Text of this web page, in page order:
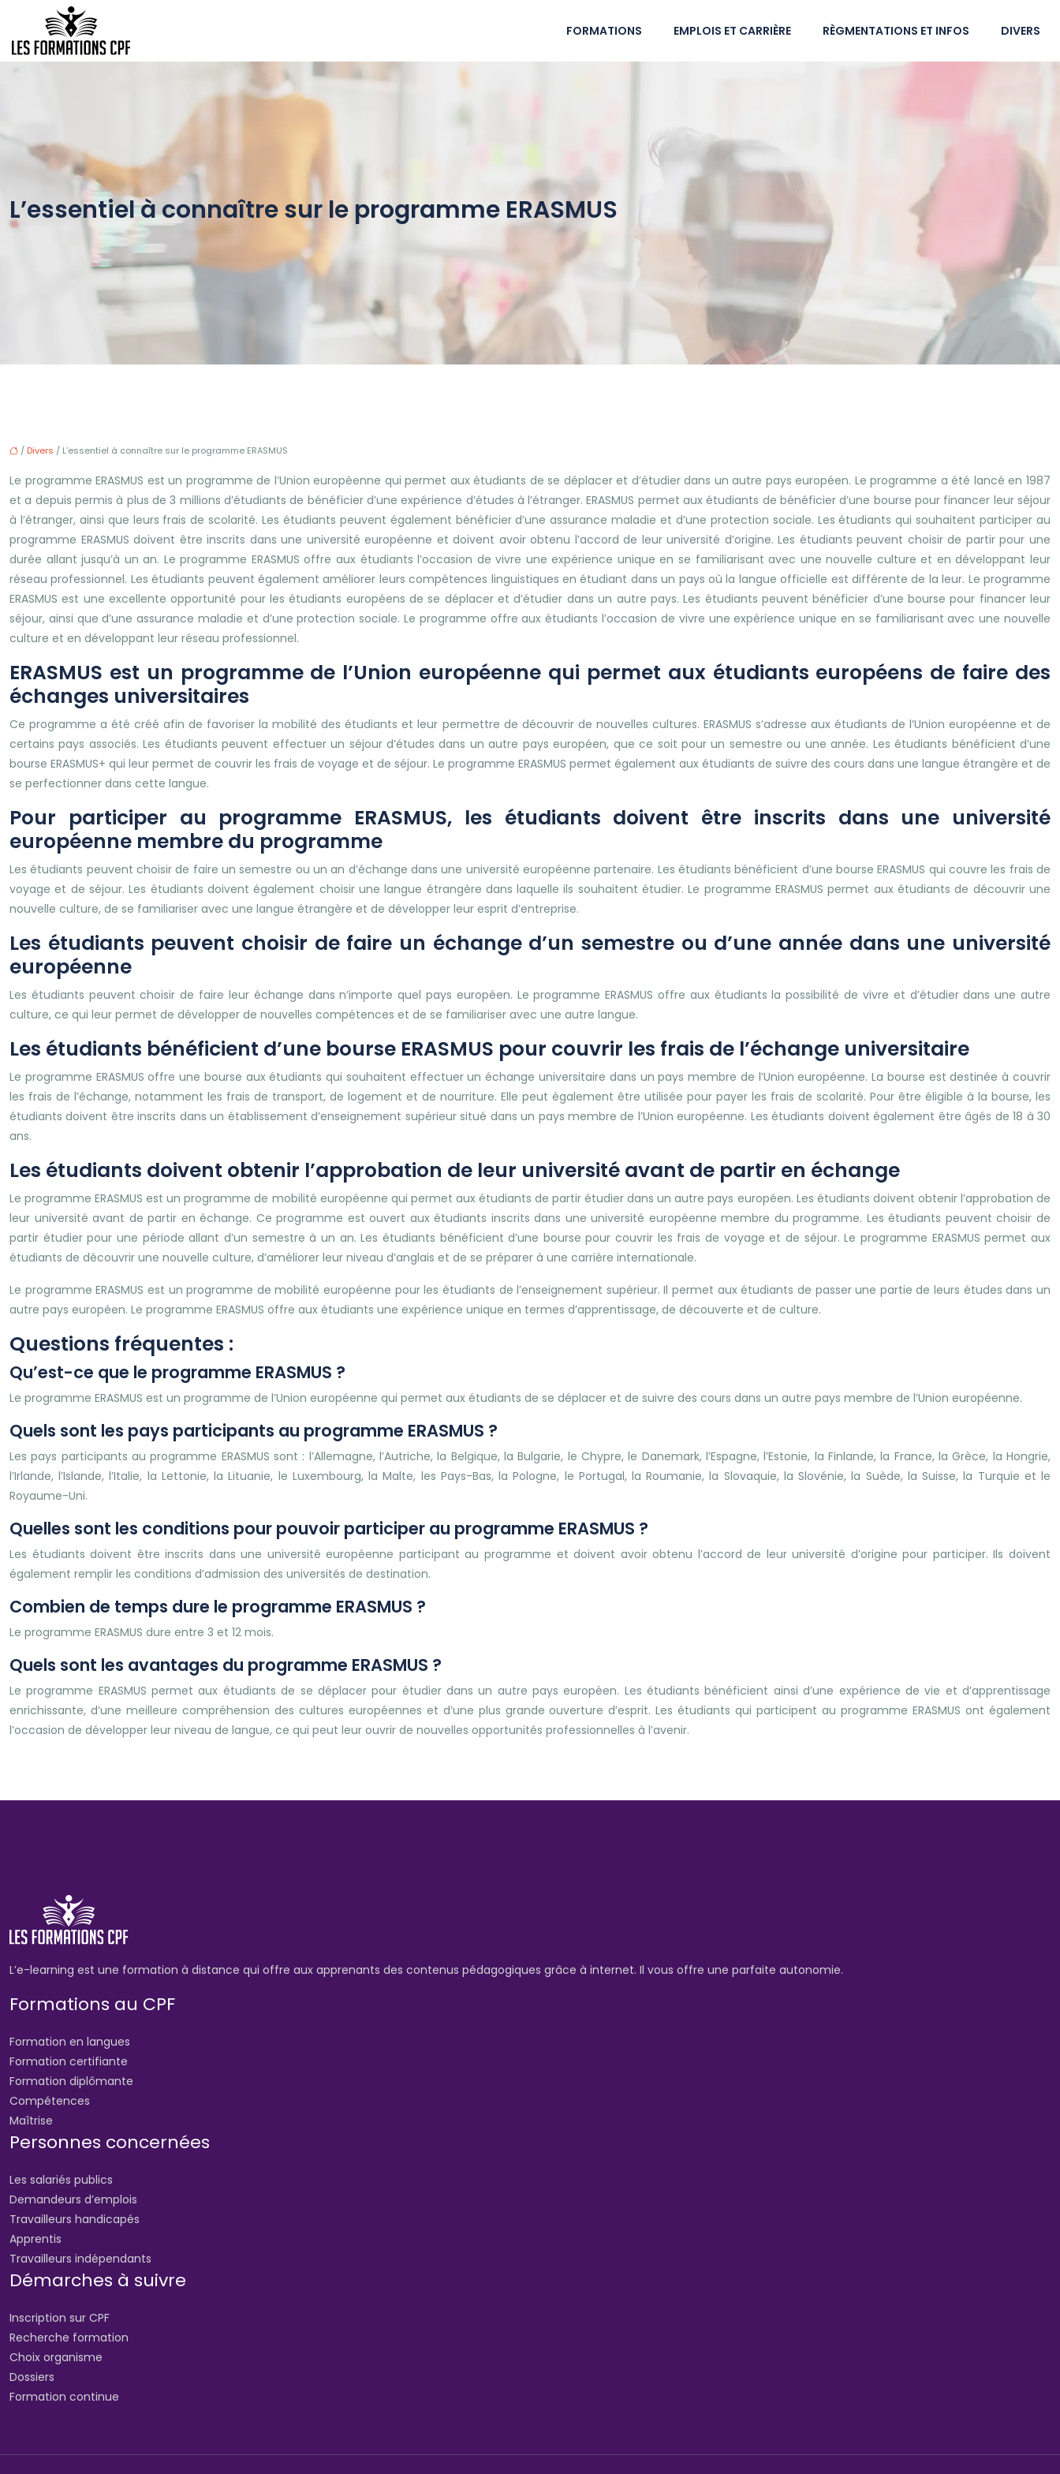
FORMATIONS EMPLOIS ET CARRIÈRE RÈGMENTATIONS ET INFOS DIVERS
L’essentiel à connaître sur le programme ERASMUS
/ Divers / L’essentiel à connaître sur le programme ERASMUS
Le programme ERASMUS est un programme de l’Union européenne qui permet aux étudiants de se déplacer et d’étudier dans un autre pays européen. Le programme a été lancé en 1987
et a depuis permis à plus de 3 millions d’étudiants de bénéficier d’une expérience d’études à l’étranger. ERASMUS permet aux étudiants de bénéficier d’une bourse pour financer leur séjour
à l’étranger, ainsi que leurs frais de scolarité. Les étudiants peuvent également bénéficier d’une assurance maladie et d’une protection sociale. Les étudiants qui souhaitent participer au
programme ERASMUS doivent être inscrits dans une université européenne et doivent avoir obtenu l’accord de leur université d’origine. Les étudiants peuvent choisir de partir pour une
durée allant jusqu’à un an. Le programme ERASMUS offre aux étudiants l’occasion de vivre une expérience unique en se familiarisant avec une nouvelle culture et en développant leur
réseau professionnel. Les étudiants peuvent également améliorer leurs compétences linguistiques en étudiant dans un pays où la langue officielle est différente de la leur. Le programme
ERASMUS est une excellente opportunité pour les étudiants européens de se déplacer et d’étudier dans un autre pays. Les étudiants peuvent bénéficier d’une bourse pour financer leur
séjour, ainsi que d’une assurance maladie et d’une protection sociale. Le programme offre aux étudiants l’occasion de vivre une expérience unique en se familiarisant avec une nouvelle
culture et en développant leur réseau professionnel.
ERASMUS est un programme de l’Union européenne qui permet aux étudiants européens de faire des
échanges universitaires
Ce programme a été créé afin de favoriser la mobilité des étudiants et leur permettre de découvrir de nouvelles cultures. ERASMUS s’adresse aux étudiants de l’Union européenne et de
certains pays associés. Les étudiants peuvent effectuer un séjour d’études dans un autre pays européen, que ce soit pour un semestre ou une année. Les étudiants bénéficient d’une
bourse ERASMUS+ qui leur permet de couvrir les frais de voyage et de séjour. Le programme ERASMUS permet également aux étudiants de suivre des cours dans une langue étrangère et de
se perfectionner dans cette langue.
Pour participer au programme ERASMUS, les étudiants doivent être inscrits dans une université
européenne membre du programme
Les étudiants peuvent choisir de faire un semestre ou un an d’échange dans une université européenne partenaire. Les étudiants bénéficient d’une bourse ERASMUS qui couvre les frais de
voyage et de séjour. Les étudiants doivent également choisir une langue étrangère dans laquelle ils souhaitent étudier. Le programme ERASMUS permet aux étudiants de découvrir une
nouvelle culture, de se familiariser avec une langue étrangère et de développer leur esprit d’entreprise.
Les étudiants peuvent choisir de faire un échange d’un semestre ou d’une année dans une université
européenne
Les étudiants peuvent choisir de faire leur échange dans n’importe quel pays européen. Le programme ERASMUS offre aux étudiants la possibilité de vivre et d’étudier dans une autre
culture, ce qui leur permet de développer de nouvelles compétences et de se familiariser avec une autre langue.
Les étudiants bénéficient d’une bourse ERASMUS pour couvrir les frais de l’échange universitaire
Le programme ERASMUS offre une bourse aux étudiants qui souhaitent effectuer un échange universitaire dans un pays membre de l’Union européenne. La bourse est destinée à couvrir
les frais de l’échange, notamment les frais de transport, de logement et de nourriture. Elle peut également être utilisée pour payer les frais de scolarité. Pour être éligible à la bourse, les
étudiants doivent être inscrits dans un établissement d’enseignement supérieur situé dans un pays membre de l’Union européenne. Les étudiants doivent également être âgés de 18 à 30
ans.
Les étudiants doivent obtenir l’approbation de leur université avant de partir en échange
Le programme ERASMUS est un programme de mobilité européenne qui permet aux étudiants de partir étudier dans un autre pays européen. Les étudiants doivent obtenir l’approbation de
leur université avant de partir en échange. Ce programme est ouvert aux étudiants inscrits dans une université européenne membre du programme. Les étudiants peuvent choisir de
partir étudier pour une période allant d’un semestre à un an. Les étudiants bénéficient d’une bourse pour couvrir les frais de voyage et de séjour. Le programme ERASMUS permet aux
étudiants de découvrir une nouvelle culture, d’améliorer leur niveau d’anglais et de se préparer à une carrière internationale.
Le programme ERASMUS est un programme de mobilité européenne pour les étudiants de l’enseignement supérieur. Il permet aux étudiants de passer une partie de leurs études dans un
autre pays européen. Le programme ERASMUS offre aux étudiants une expérience unique en termes d’apprentissage, de découverte et de culture.
Questions fréquentes :
Qu’est-ce que le programme ERASMUS ?
Le programme ERASMUS est un programme de l’Union européenne qui permet aux étudiants de se déplacer et de suivre des cours dans un autre pays membre de l’Union européenne.
Quels sont les pays participants au programme ERASMUS ?
Les pays participants au programme ERASMUS sont : l’Allemagne, l’Autriche, la Belgique, la Bulgarie, le Chypre, le Danemark, l’Espagne, l’Estonie, la Finlande, la France, la Grèce, la Hongrie,
l’Irlande, l’Islande, l’Italie, la Lettonie, la Lituanie, le Luxembourg, la Malte, les Pays-Bas, la Pologne, le Portugal, la Roumanie, la Slovaquie, la Slovénie, la Suède, la Suisse, la Turquie et le
Royaume-Uni.
Quelles sont les conditions pour pouvoir participer au programme ERASMUS ?
Les étudiants doivent être inscrits dans une université européenne participant au programme et doivent avoir obtenu l’accord de leur université d’origine pour participer. Ils doivent
également remplir les conditions d’admission des universités de destination.
Combien de temps dure le programme ERASMUS ?
Le programme ERASMUS dure entre 3 et 12 mois.
Quels sont les avantages du programme ERASMUS ?
Le programme ERASMUS permet aux étudiants de se déplacer pour étudier dans un autre pays européen. Les étudiants bénéficient ainsi d’une expérience de vie et d’apprentissage
enrichissante, d’une meilleure compréhension des cultures européennes et d’une plus grande ouverture d’esprit. Les étudiants qui participent au programme ERASMUS ont également
l’occasion de développer leur niveau de langue, ce qui peut leur ouvrir de nouvelles opportunités professionnelles à l’avenir.
L’e-learning est une formation à distance qui offre aux apprenants des contenus pédagogiques grâce à internet. Il vous offre une parfaite autonomie.
Formations au CPF
Formation en langues
Formation certifiante
Formation diplômante
Compétences
Maîtrise
Personnes concernées
Les salariés publics
Demandeurs d’emplois
Travailleurs handicapés
Apprentis
Travailleurs indépendants
Démarches à suivre
Inscription sur CPF
Recherche formation
Choix organisme
Dossiers
Formation continue